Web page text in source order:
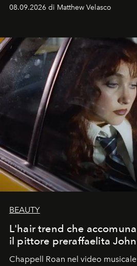
08.09.2026 di Matthew Velasco
BEAUTY
L'hair trend che
il pittore preraffaelita
Chappell Roan nel video